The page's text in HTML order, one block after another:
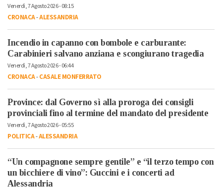
Venerdì, 7 Agosto 2026 - 08:15
CRONACA-ALESSANDRIA
Incendio in capanno con bombole e carburante:
Carabinieri salvano anziana e scongiurano tragedia
Venerdì, 7 Agosto 2026 - 06:44
CRONACA-CASALE MONFERRATO
Province: dal Governo sì alla proroga dei consigli
provinciali fino al termine del mandato del presidente
Venerdì, 7 Agosto 2026 - 05:55
POLITICA-ALESSANDRIA
“Un compagnone sempre gentile” e “il terzo tempo con
un bicchiere di vino”: Guccini e i concerti ad
Alessandria